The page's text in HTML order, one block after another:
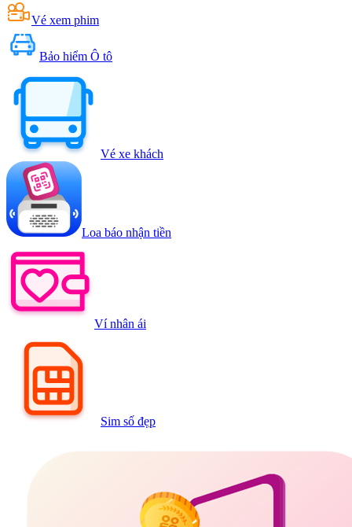
Vé xem phim
Bảo hiểm Ô tô
Vé xe khách
Loa báo nhận tiền
Ví nhân ái
Sim số đẹp